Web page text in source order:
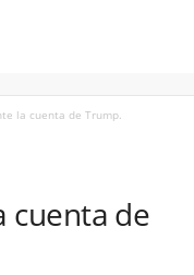
la cuenta de Trump.
cuenta de